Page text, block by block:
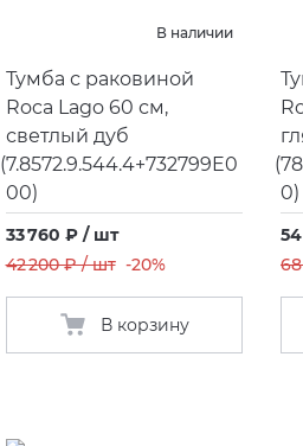
В наличии
Тумба с раковиной
Roca Lago 60 см,
светлый дуб
(7.8572.9.544.4+732799E0
00)
33 760 ₽ / шт
42 200 ₽ / шт -20%
В корзину
(
0)